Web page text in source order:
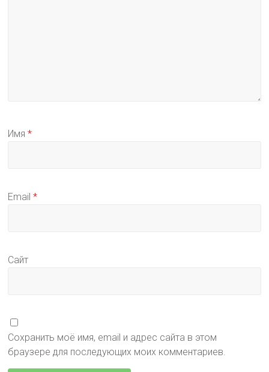
Имя*
Email*
Сайт
Сохранить моё имя, email и адрес сайта в этом
браузере для последующих моих комментариев.